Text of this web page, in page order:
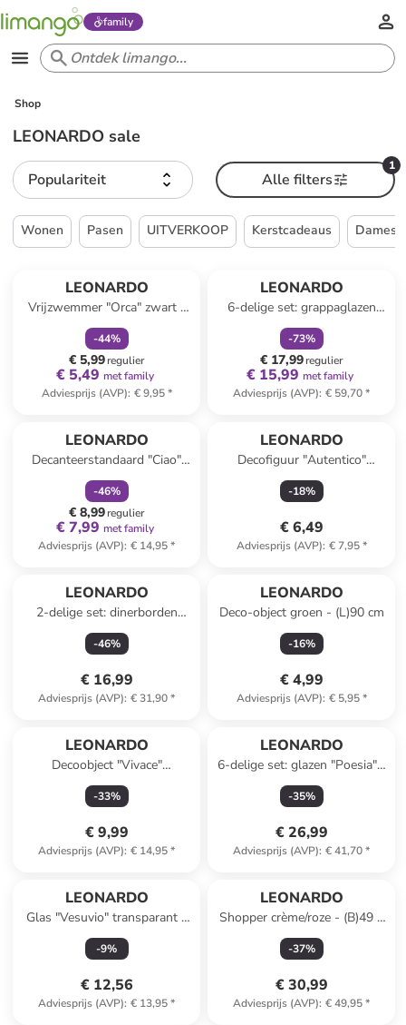
family
Shop
LEONARDO sale
Populariteit
1
Alle filters
Wonen Pasen UITVERKOOP Kerstcadeaus Dames
LEONARDO
Vrijzwemmer "Orca" zwart -
(L)15 cm
-44%
€ 5,99regulier
€ 5,49 met family
Adviesprijs (AVP): € 9,95*
LEONARDO
6-delige set: grappaglazen
"Boccio" - 210 ml
-73%
€ 17,99regulier
€ 15,99 met family
Adviesprijs (AVP): € 59,70*
LEONARDO
Decanteerstandaard "Ciao"
zilverkleurig - (H)25 cm
-46%
€ 8,99regulier
€ 7,99 met family
Adviesprijs (AVP): € 14,95*
LEONARDO
Decofiguur "Autentico"
lichtbruin/rood - (H)8,5 cm
-18%
€ 6,49
Adviesprijs (AVP): € 7,95*
LEONARDO
2-delige set: dinerborden
"Matera" beige - Ø 27 cm
-46%
€ 16,99
Adviesprijs (AVP): € 31,90*
LEONARDO
Deco-object groen - (L)90 cm
-16%
€ 4,99
Adviesprijs (AVP): € 5,95*
LEONARDO
Decoobject "Vivace"
transparant/lichtroze/paars -
(B)9 x (H)7 x (D)4 cm
-33%
€ 9,99
Adviesprijs (AVP): € 14,95*
LEONARDO
6-delige set: glazen "Poesia" -
460 ml
-35%
€ 26,99
Adviesprijs (AVP): € 41,70*
LEONARDO
Glas "Vesuvio" transparant -
330 ml
-9%
€ 12,56
Adviesprijs (AVP): € 13,95*
LEONARDO
Shopper crème/roze - (B)49 x
(H)34 x (D)17 cm
-37%
€ 30,99
Adviesprijs (AVP): € 49,95*